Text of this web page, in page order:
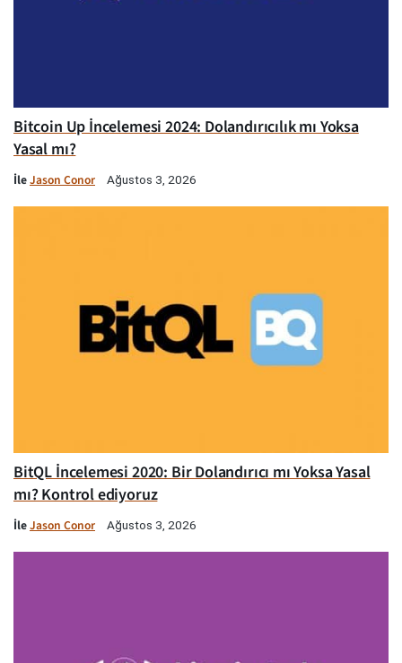
Bitcoin Up İncelemesi 2024: Dolandırıcılık mı Yoksa
Yasal mı?
İleJason Conor Ağustos 3, 2026
BitQL İncelemesi 2020: Bir Dolandırıcı mı Yoksa Yasal
mı? Kontrol ediyoruz
İleJason Conor Ağustos 3, 2026